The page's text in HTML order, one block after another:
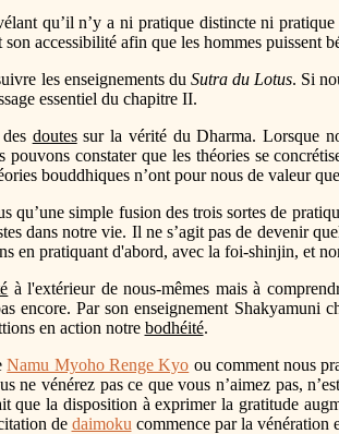
qu’il n’y a ni pratique distincte ni
accessibilité afin que les hommes puissent
les enseignements du Sutra du Lotus. Si
essentiel du chapitre II.
doutessur la vérité du Dharma. Lorsque
constater que les théories se
bouddhiques n’ont pour nous de valeur
simple fusion des trois sortes de
dans notre vie. Il ne s’agit pas de devenir
en pratiquant d'abord, avec la foi-shinjin, et
à l'extérieur de nous-mêmes mais à
encore. Par son enseignement
en action notre bodhéité.
Namu Myoho Renge Kyo ou comment nous
ne vénérez pas ce que vous n’aimez pas,
que la disposition à exprimer la gratitude
de daimoku commence par la vénération